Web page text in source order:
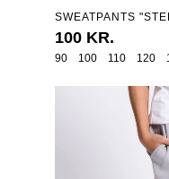
90 100 110 120
SWEATPANTS
STAR"
100 KR.